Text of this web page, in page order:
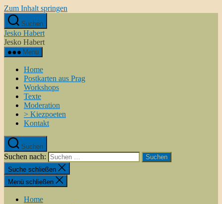
Zum Inhalt springen
Suchen
Jesko Habert
Jesko Habert
Menü
Home
Postkarten aus Prag
Workshops
Texte
Moderation
> Kiezpoeten
Kontakt
Suchen
Suchen nach:
Suche schließen
Menü schließen
Home